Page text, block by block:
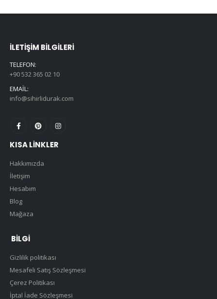
İLETIŞIM BILGILERI
TELEFON:
+90 532 365 02 10
EMAIL:
info@sihirlidurak.com
KISA LINKLER
Hakkımızda
İletişim
Hesabım
Blog
Mağaza
BILGI
Gizlilik politikası
Mesafeli Satış Sözleşmesi
Çerez Politikası
İptal İade Sözleşmesi